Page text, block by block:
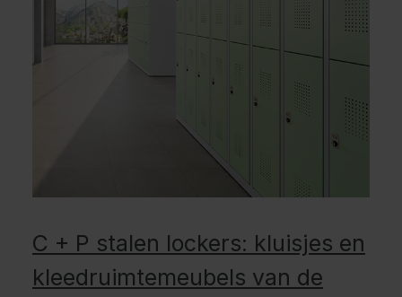
C + P stalen lockers: kluisjes en
kleedruimtemeubels van de